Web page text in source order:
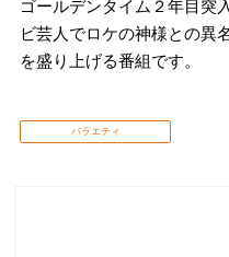
ゴールデンタイム２年目突
ビ芸人でロケの神様との異
を盛り上げる番組です。
バラエティ